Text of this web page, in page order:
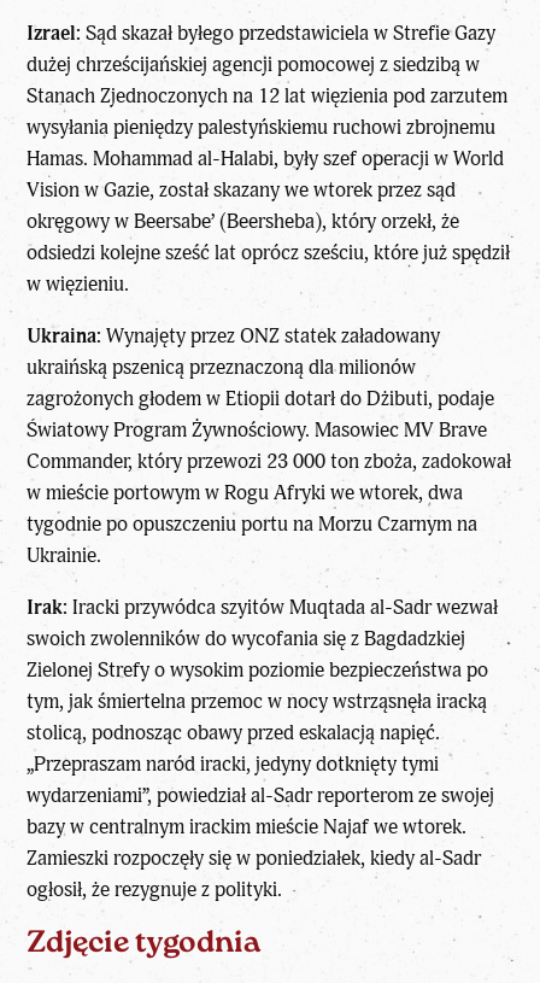
Izrael: Sąd skazał byłego przedstawiciela w Strefie Gazy
dużej chrześcijańskiej agencji pomocowej z siedzibą w
Stanach Zjednoczonych na 12 lat więzienia pod zarzutem
wysyłania pieniędzy palestyńskiemu ruchowi zbrojnemu
Hamas. Mohammad al-Halabi, były szef operacji w World
Vision w Gazie, został skazany we wtorek przez sąd
okręgowy w Beersabe’ (Beersheba), który orzekł, że
odsiedzi kolejne sześć lat oprócz sześciu, które już spędził
w więzieniu.
Ukraina: Wynajęty przez ONZ statek załadowany
ukraińską pszenicą przeznaczoną dla milionów
zagrożonych głodem w Etiopii dotarł do Dżibuti, podaje
Światowy Program Żywnościowy. Masowiec MV Brave
Commander, który przewozi 23 000 ton zboża, zadokował
w mieście portowym w Rogu Afryki we wtorek, dwa
tygodnie po opuszczeniu portu na Morzu Czarnym na
Ukrainie.
Irak: Iracki przywódca szyitów Muqtada al-Sadr wezwał
swoich zwolenników do wycofania się z Bagdadzkiej
Zielonej Strefy o wysokim poziomie bezpieczeństwa po
tym, jak śmiertelna przemoc w nocy wstrząsnęła iracką
stolicą, podnosząc obawy przed eskalacją napięć.
„Przepraszam naród iracki, jedyny dotknięty tymi
wydarzeniami”, powiedział al-Sadr reporterom ze swojej
bazy w centralnym irackim mieście Najaf we wtorek.
Zamieszki rozpoczęły się w poniedziałek, kiedy al-Sadr
ogłosił, że rezygnuje z polityki.
Zdjęcie tygodnia